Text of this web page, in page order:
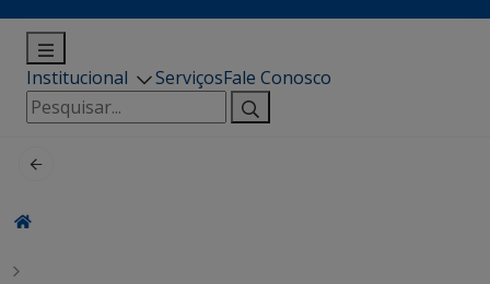
Institucional ServiçosFale Conosco
Pesquisar
por: